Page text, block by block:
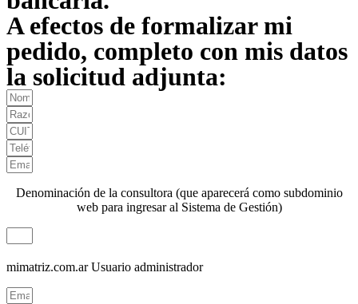
A efectos de formalizar mi
pedido, completo con mis datos
la solicitud adjunta:
Denominación de la consultora (que aparecerá como subdominio
web para ingresar al Sistema de Gestión)
mimatriz.com.ar Usuario administrador